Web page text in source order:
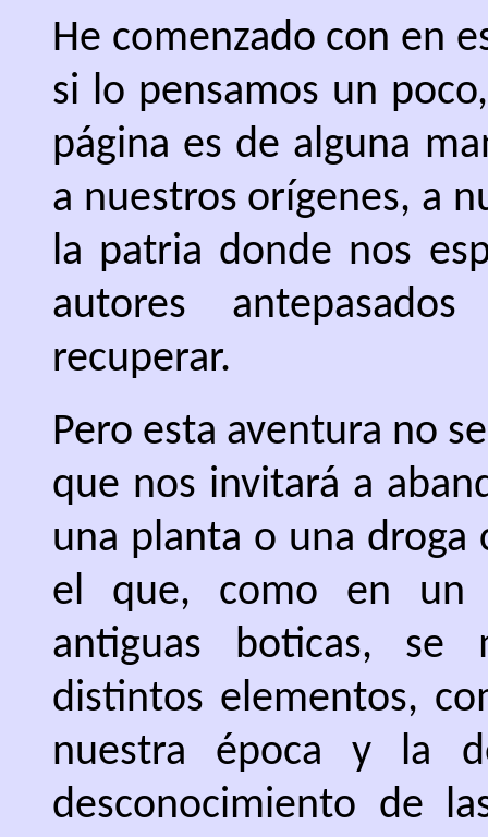
He comenzado con en
si lo pensamos un
página es de alguna
a nuestros orígenes, a
la patria donde nos
autores
recuperar.
Pero esta aventura no
que nos invitará a
una planta o una droga
el que, como en un
antiguas boticas, se
distintos elementos,
nuestra época y la
desconocimiento de